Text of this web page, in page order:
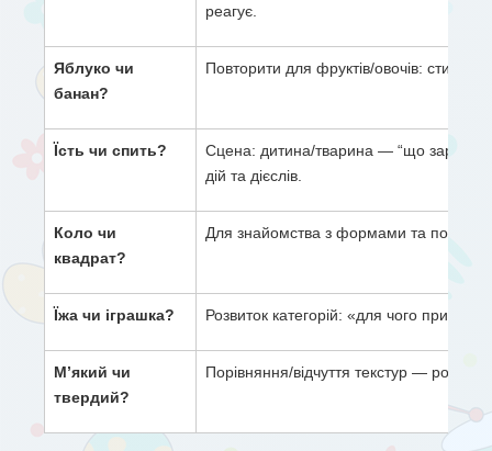
реагує.
Яблуко чи
банан?
Повторити для фруктів/овочів:
Їсть чи спить?
Сцена: дитина/тварина — “що зараз
дій та дієслів.
Коло чи
квадрат?
Для знайомства з формами та
Їжа чи іграшка? Розвиток категорій: «для чого
М’який чи
твердий?
Порівняння/відчуття текстур —